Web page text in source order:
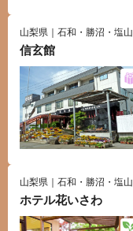
山梨県｜石和・勝沼・塩山
信玄館
山梨県｜石和・勝沼・塩山
ホテル花いさわ